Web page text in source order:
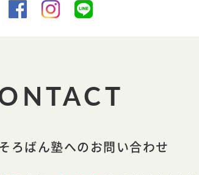
ろばん塾へのお問い合わせ